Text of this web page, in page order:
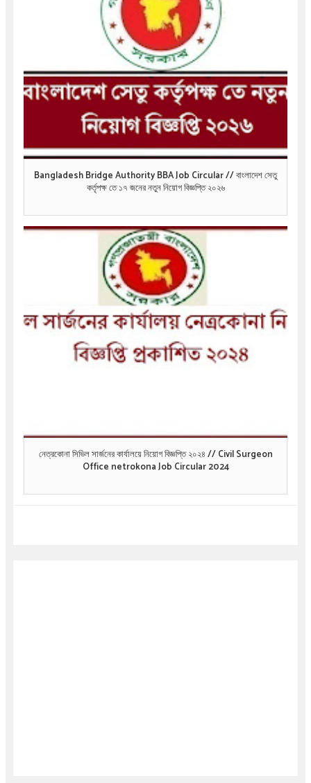
Bangladesh Bridge Authority BBA Job Circular // বাংলাদেশ সেতু
কর্তৃপক্ষ তে ১৭ জনের নতুন নিয়োগ বিজ্ঞপ্তি ২০২৬
নেত্রকোনা সিভিল সার্জনের কার্যালয়ে নিয়োগ বিজ্ঞপ্তি ২০২৪ // Civil Surgeon
Office netrokona Job Circular 2024